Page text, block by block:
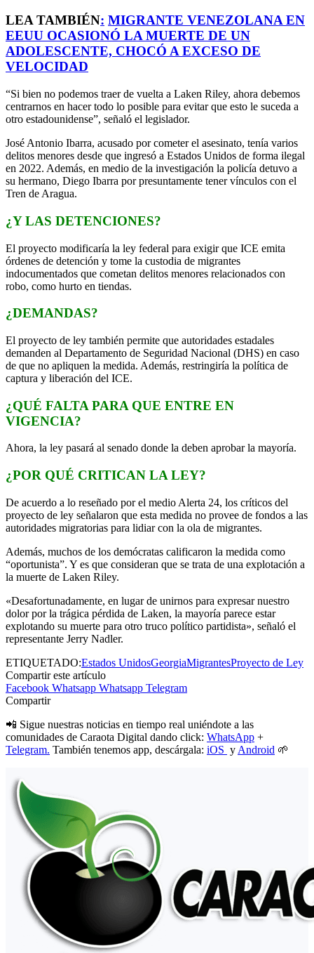
LEA TAMBIÉN: MIGRANTE VENEZOLANA EN
EEUU OCASIONÓ LA MUERTE DE UN
ADOLESCENTE, CHOCÓ A EXCESO DE
VELOCIDAD
“Si bien no podemos traer de vuelta a Laken Riley, ahora debemos
centrarnos en hacer todo lo posible para evitar que esto le suceda a
otro estadounidense”, señaló el legislador.
José Antonio Ibarra, acusado por cometer el asesinato, tenía varios
delitos menores desde que ingresó a Estados Unidos de forma ilegal
en 2022. Además, en medio de la investigación la policía detuvo a
su hermano, Diego Ibarra por presuntamente tener vínculos con el
Tren de Aragua.
¿Y LAS DETENCIONES?
El proyecto modificaría la ley federal para exigir que ICE emita
órdenes de detención y tome la custodia de migrantes
indocumentados que cometan delitos menores relacionados con
robo, como hurto en tiendas.
¿DEMANDAS?
El proyecto de ley también permite que autoridades estadales
demanden al Departamento de Seguridad Nacional (DHS) en caso
de que no apliquen la medida. Además, restringiría la política de
captura y liberación del ICE.
¿QUÉ FALTA PARA QUE ENTRE EN
VIGENCIA?
Ahora, la ley pasará al senado donde la deben aprobar la mayoría.
¿POR QUÉ CRITICAN LA LEY?
De acuerdo a lo reseñado por el medio Alerta 24, los críticos del
proyecto de ley señalaron que esta medida no provee de fondos a las
autoridades migratorias para lidiar con la ola de migrantes.
Además, muchos de los demócratas calificaron la medida como
“oportunista”. Y es que consideran que se trata de una explotación a
la muerte de Laken Riley.
«Desafortunadamente, en lugar de unirnos para expresar nuestro
dolor por la trágica pérdida de Laken, la mayoría parece estar
explotando su muerte para otro truco político partidista», señaló el
representante Jerry Nadler.
ETIQUETADO:Estados UnidosGeorgiaMigrantesProyecto de Ley
Compartir este artículo
Facebook Whatsapp Whatsapp Telegram
Compartir
📲 Sigue nuestras noticias en tiempo real uniéndote a las
comunidades de Caraota Digital dando click: WhatsApp +
Telegram. También tenemos app, descárgala: iOS y Android 🌱